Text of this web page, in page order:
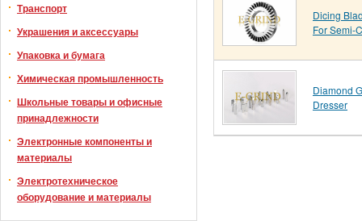
Транспорт
Украшения и аксессуары
Упаковка и бумага
Химическая промышленность
Школьные товары и офисные
принадлежности
Электронные компоненты и
материалы
Электротехническое
оборудование и материалы
Dicing
For Semi-
Diamond
Dresser